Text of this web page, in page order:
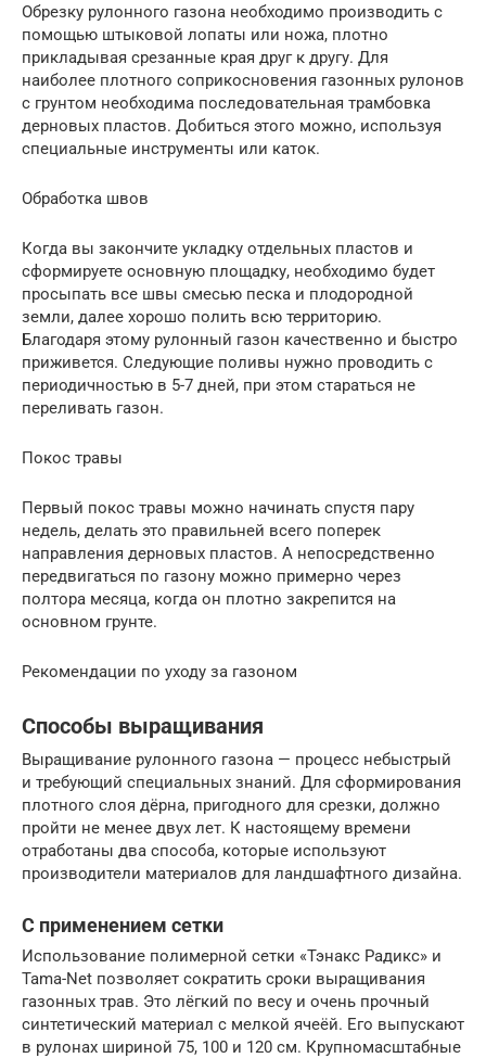
Обрезку рулонного газона необходимо производить с
помощью штыковой лопаты или ножа, плотно
прикладывая срезанные края друг к другу. Для
наиболее плотного соприкосновения газонных рулонов
с грунтом необходима последовательная трамбовка
дерновых пластов. Добиться этого можно, используя
специальные инструменты или каток.
Обработка швов
Когда вы закончите укладку отдельных пластов и
сформируете основную площадку, необходимо будет
просыпать все швы смесью песка и плодородной
земли, далее хорошо полить всю территорию.
Благодаря этому рулонный газон качественно и быстро
приживется. Следующие поливы нужно проводить с
периодичностью в 5-7 дней, при этом стараться не
переливать газон.
Покос травы
Первый покос травы можно начинать спустя пару
недель, делать это правильней всего поперек
направления дерновых пластов. А непосредственно
передвигаться по газону можно примерно через
полтора месяца, когда он плотно закрепится на
основном грунте.
Рекомендации по уходу за газоном
Способы выращивания
Выращивание рулонного газона — процесс небыстрый
и требующий специальных знаний. Для сформирования
плотного слоя дёрна, пригодного для срезки, должно
пройти не менее двух лет. К настоящему времени
отработаны два способа, которые используют
производители материалов для ландшафтного дизайна.
С применением сетки
Использование полимерной сетки «Тэнакс Радикс» и
Tama-Net позволяет сократить сроки выращивания
газонных трав. Это лёгкий по весу и очень прочный
синтетический материал с мелкой ячеёй. Его выпускают
в рулонах шириной 75, 100 и 120 см. Крупномасштабные